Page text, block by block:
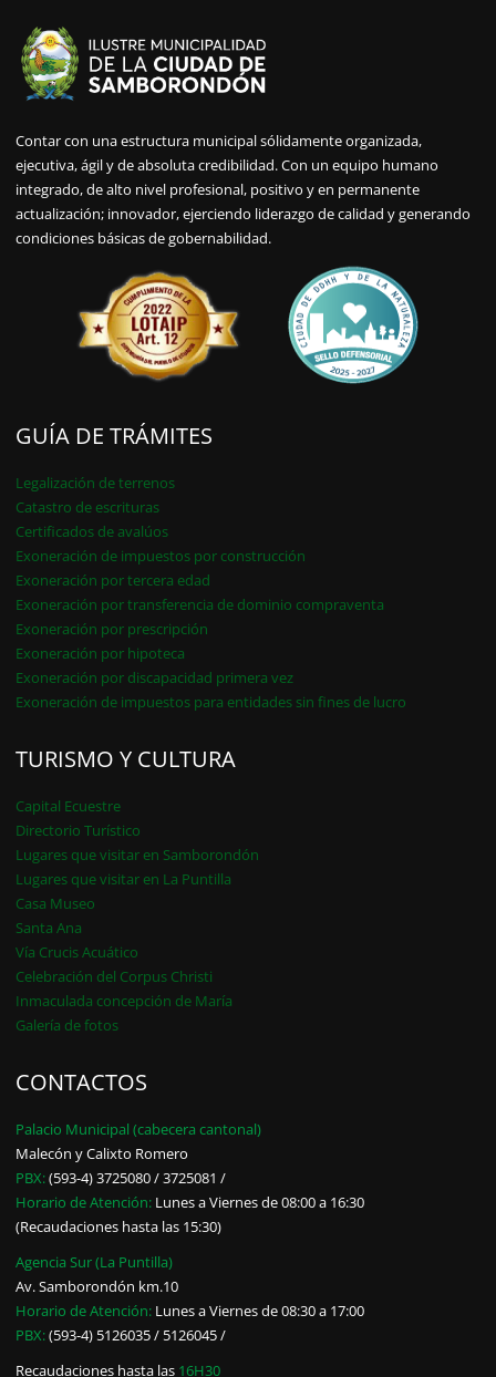
Contar con una estructura municipal sólidamente organizada,
ejecutiva, ágil y de absoluta credibilidad. Con un equipo humano
integrado, de alto nivel profesional, positivo y en permanente
actualización; innovador, ejerciendo liderazgo de calidad y generando
condiciones básicas de gobernabilidad.
GUÍA DE TRÁMITES
Legalización de terrenos
Catastro de escrituras
Certificados de avalúos
Exoneración de impuestos por construcción
Exoneración por tercera edad
Exoneración por transferencia de dominio compraventa
Exoneración por prescripción
Exoneración por hipoteca
Exoneración por discapacidad primera vez
Exoneración de impuestos para entidades sin fines de lucro
TURISMO Y CULTURA
Capital Ecuestre
Directorio Turístico
Lugares que visitar en Samborondón
Lugares que visitar en La Puntilla
Casa Museo
Santa Ana
Vía Crucis Acuático
Celebración del Corpus Christi
Inmaculada concepción de María
Galería de fotos
CONTACTOS
Palacio Municipal (cabecera cantonal)
Malecón y Calixto Romero
PBX:(593-4) 3725080 / 3725081 /
Horario de Atención: Lunes a Viernes de 08:00 a 16:30
(Recaudaciones hasta las 15:30)
Agencia Sur (La Puntilla)
Av. Samborondón km.10
Horario de Atención: Lunes a Viernes de 08:30 a 17:00
PBX:(593-4) 5126035 / 5126045 /
Recaudaciones hasta las 16H30